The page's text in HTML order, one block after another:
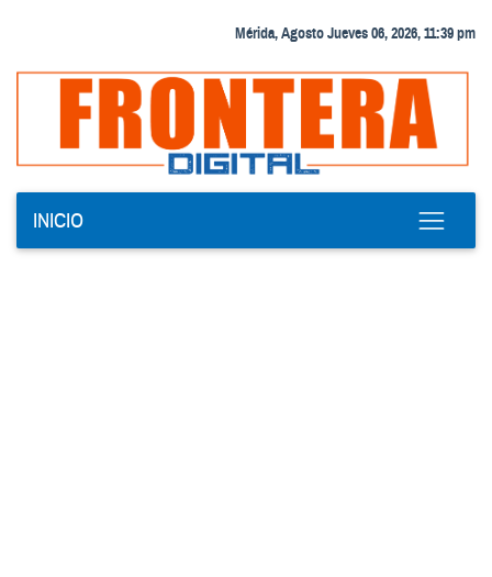
Mérida, Agosto Jueves 06, 2026, 11:39 pm
INICIO